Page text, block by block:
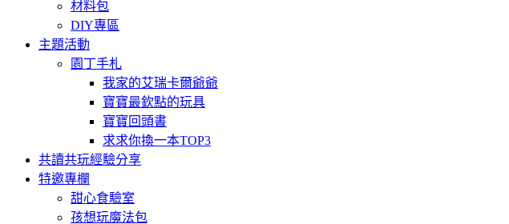
材料包
DIY專區
主題活動
園丁手札
我家的艾瑞卡爾爺爺
寶寶最欽點的玩具
寶寶回頭書
求求你換一本TOP3
共讀共玩經驗分享
特邀專欄
甜心食驗室
孩想玩魔法包